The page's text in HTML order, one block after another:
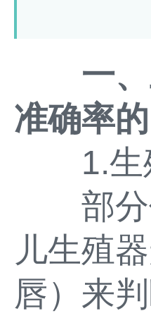
一
准确率
1.生
部分
儿生殖
唇）来